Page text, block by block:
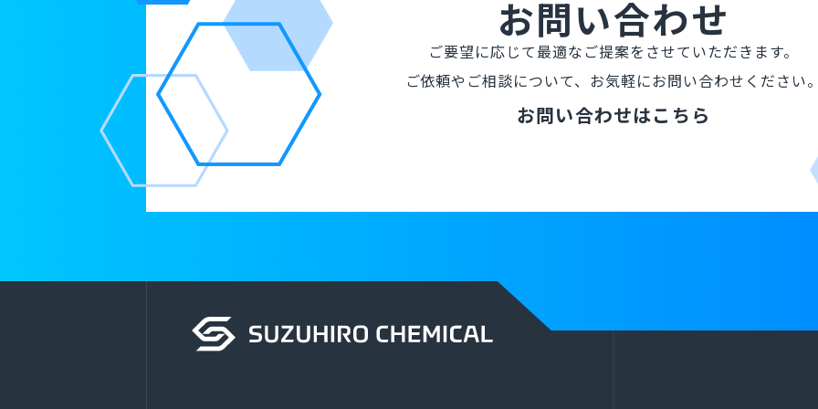
お問い合わせ
ご要望に応じて最適なご提案を させていただきます。
ご依頼やご相談について、 お気軽にお問い合わせください
お問い合わせはこちら